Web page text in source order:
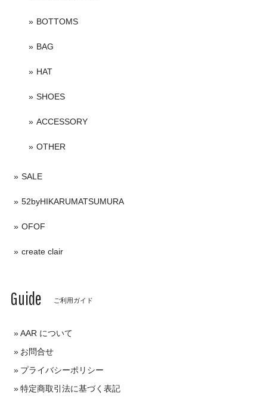
BOTTOMS
BAG
HAT
SHOES
ACCESSORY
OTHER
SALE
52byHIKARUMATSUMURA
OFOF
create clair
Guide ご利用ガイド
AAR について
お問合せ
プライバシーポリシー
特定商取引法に基づく表記